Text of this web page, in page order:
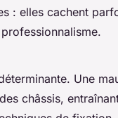
: elles cachent
Une
des châssis,